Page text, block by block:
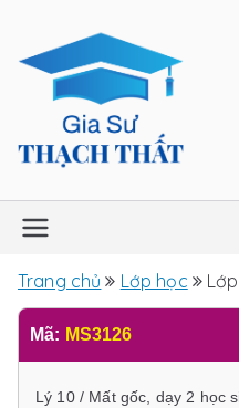
Trang chủ Lớp học
Mã: MS3126
Lý 10 / Mất gốc, dạy 2 học